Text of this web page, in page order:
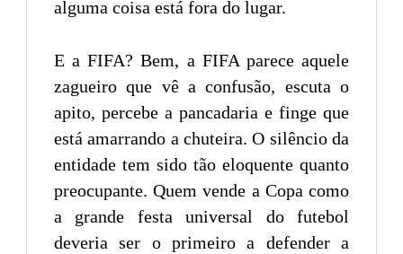
alguma coisa está fora do lugar.
E a FIFA? Bem, a FIFA parece aquele
zagueiro que vê a confusão, escuta o
apito, percebe a pancadaria e finge que
está amarrando a chuteira. O silêncio da
entidade tem sido tão eloquente quanto
preocupante. Quem vende a Copa como
a grande festa universal do futebol
deveria ser o primeiro a defender a